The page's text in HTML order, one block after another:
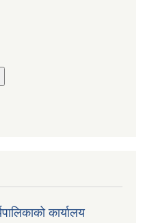
कार्यालय